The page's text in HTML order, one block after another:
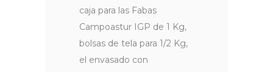
caja para las Fabas
Campoastur IGP de 1 Kg,
bolsas de tela para 1/2 Kg,
el envasado con